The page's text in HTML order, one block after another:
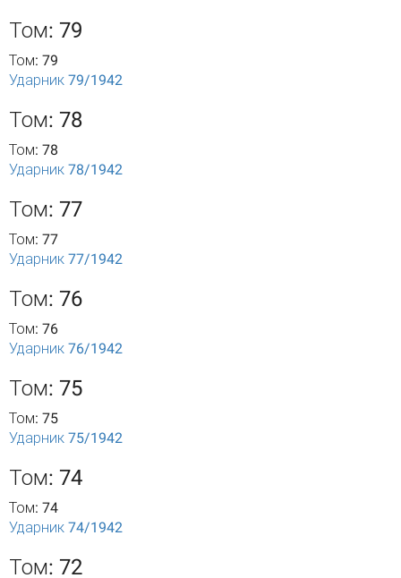
Том: 79
Том: 79
Ударник 79/1942
Том: 78
Том: 78
Ударник 78/1942
Том: 77
Том: 77
Ударник 77/1942
Том: 76
Том: 76
Ударник 76/1942
Том: 75
Том: 75
Ударник 75/1942
Том: 74
Том: 74
Ударник 74/1942
Том: 72